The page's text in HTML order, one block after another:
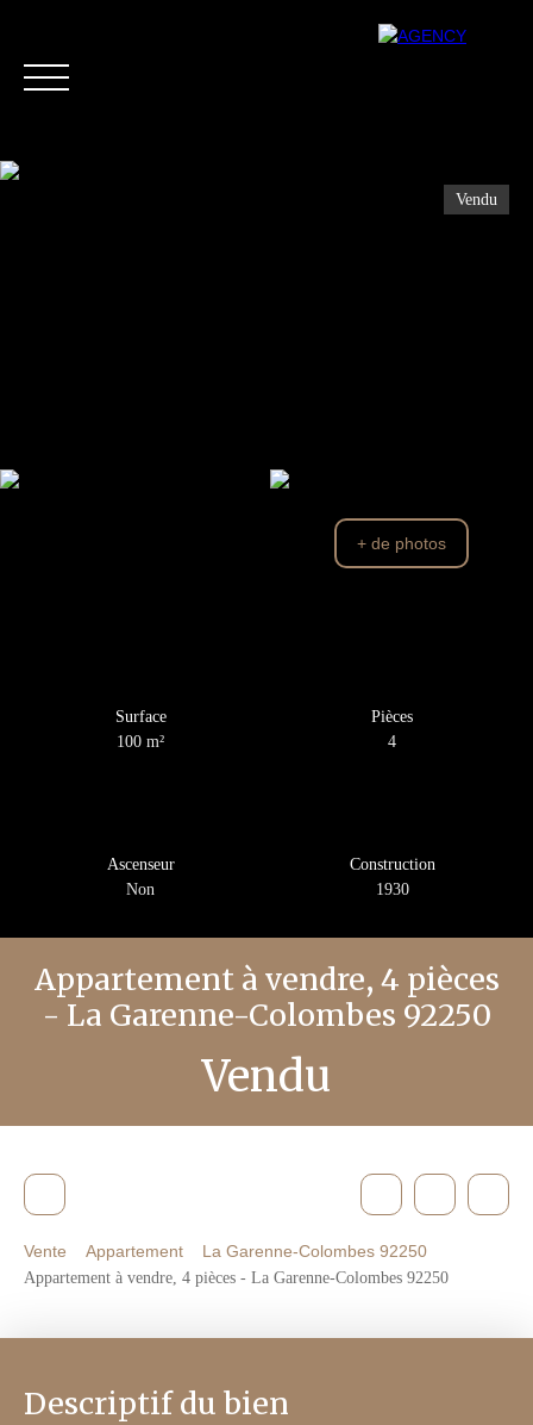
Vendu
+ de photos
Surface
100m²
Pièces
4
Ascenseur
Non
Construction
1930
Appartement à vendre, 4 pièces
- La Garenne-Colombes 92250
Vendu
Vente Appartement
La Garenne-Colombes 92250
Appartement à vendre, 4 pièces - La Garenne-Colombes 92250
Descriptif du bien